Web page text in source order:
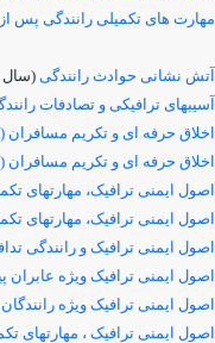
مهارت های تکمیلی رانندگی پس از
آتش نشانی حوادث رانندگی (سال 1393)
آسیبهای ترافیکی و تصادفات
اخلاق حرفه ای و تکریم مسافران
اخلاق حرفه ای و تکریم
اصول ایمنی ترافیک، مهارتهای
اصول ایمنی ترافیک، مهارتهای
اصول ایمنی ترافیک و رانندگی
اصول ایمنی ترافیک ویژه عابران
اصول ایمنی ترافیک ویژه
اصول ایمنی ترافیک ، مهارتهای